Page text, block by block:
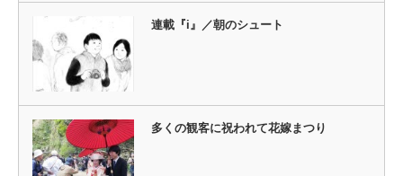
連載『i』／朝のシュート
多くの観客に祝われて花嫁まつり